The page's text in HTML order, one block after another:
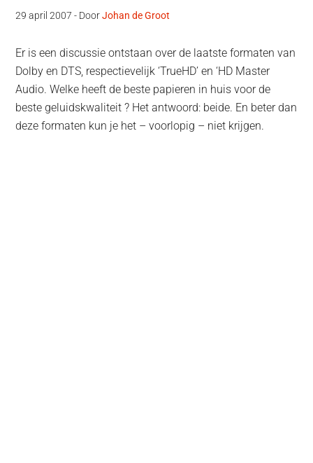
29 april 2007 - DoorJohan de Groot
Er is een discussie ontstaan over de laatste formaten van
Dolby en DTS, respectievelijk ‘TrueHD’ en ‘HD Master
Audio. Welke heeft de beste papieren in huis voor de
beste geluidskwaliteit ? Het antwoord: beide. En beter dan
deze formaten kun je het – voorlopig – niet krijgen.